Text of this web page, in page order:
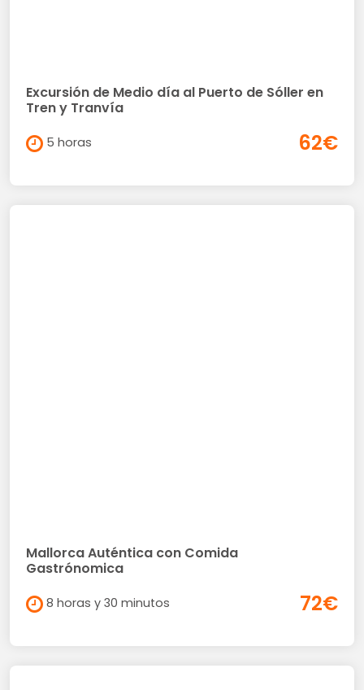
Excursión de Medio día al Puerto de Sóller en
Tren y Tranvía
5 horas 62€
Mallorca Auténtica con Comida
Gastrónomica
8 horas y 30 minutos 72€